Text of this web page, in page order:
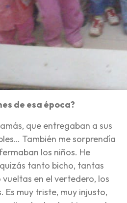
de esa época?
que entregaban a sus
También me sorprendía
los niños. He
tanto bicho, tantas
en el vertedero, los
muy triste, muy injusto,